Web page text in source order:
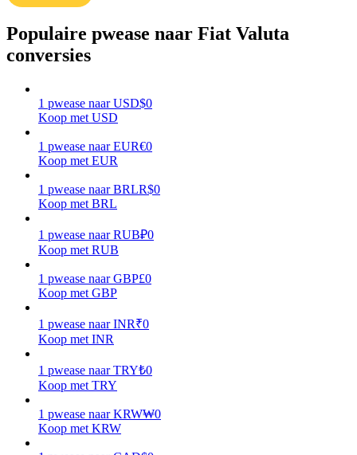
Verdienen
Macht varkentje
Verdien dagelijks competitieve beloningen
Populaire pwease naar Fiat Valuta
conversies
1 pwease naar USD$0
Koop met USD
1 pwease naar EUR€0
Koop met EUR
1 pwease naar BRLR$0
Koop met BRL
1 pwease naar RUB₽0
Koop met RUB
1 pwease naar GBP£0
Koop met GBP
1 pwease naar INR₹0
Koop met INR
1 pwease naar TRY₺0
Koop met TRY
1 pwease naar KRW₩0
Koop met KRW